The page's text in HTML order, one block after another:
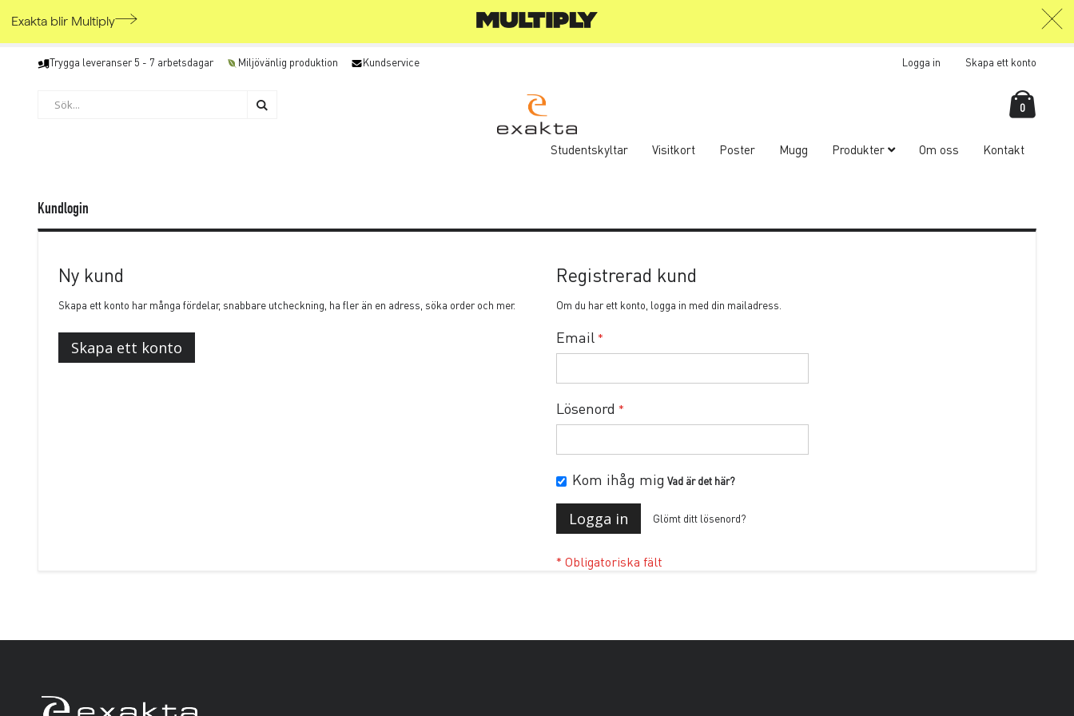
Exakta blir Multiply
SkipTrygga leveranser 5 - 7 arbetsdagar Miljövänlig produktion Kundservice Logga in Skapa ett konto
0items
Kontakt
Om oss
Produkter
Mugg
Poster
Visitkort
Studentskyltar
Kundlogin
Ny kund
Skapa ett konto har många fördelar, snabbare utcheckning, ha fler än en adress, söka order och mer.
Skapa ett konto
Registrerad kund
Om du har ett konto, logga in med din mailadress.
Email
Lösenord
Kom ihåg mig Vad är det här?
Logga in Glömt ditt lösenord?